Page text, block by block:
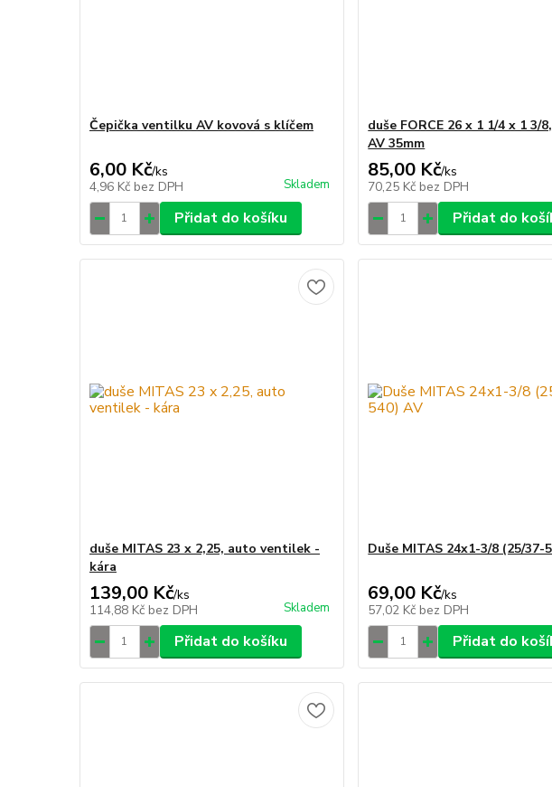
Čepička ventilku AV kovová s klíčem
6,00 Kč/ks
4,96 Kč bez DPH Skladem
Přidat do košíku
duše FORCE 26 x 1 1/4 x 1 3/
AV 35mm
85,00 Kč/ks
70,25 Kč bez DPH
Přidat do
duše MITAS 23 x 2,25, auto ventilek -
kára
139,00 Kč/ks
114,88 Kč bez DPH Skladem
Přidat do košíku
Duše MITAS 24x1-3/8 (25/37-
69,00 Kč/ks
57,02 Kč bez DPH
Přidat do